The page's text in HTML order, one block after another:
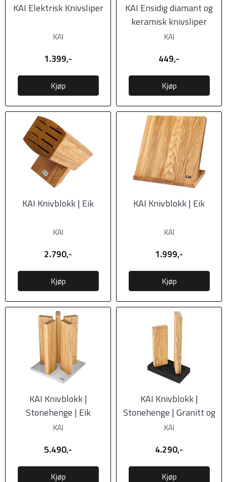
KAI Elektrisk Knivsliper
KAI
1.399,-
Kjøp
KAI Ensidig diamant og
keramisk knivsliper
KAI
449,-
Kjøp
KAI Knivblokk | Eik
KAI
2.790,-
Kjøp
KAI Knivblokk | Eik
KAI
1.999,-
Kjøp
KAI Knivblokk |
Stonehenge | Eik
KAI
5.490,-
Kjøp
KAI Knivblokk |
Stonehenge | Granitt og
Eik
KAI
4.290,-
Kjøp